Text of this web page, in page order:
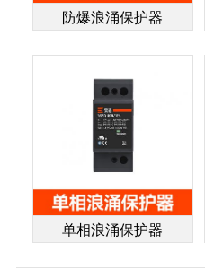
防爆浪涌保护器
单相浪涌保护器